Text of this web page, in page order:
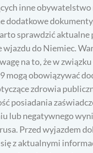
inne obywatelstwo
dodatkowe
sprawdzić aktualne
wjazdu do Niemiec.
na to, że w
mogą obowiązywać
zdrowia
posiadania
lub negatywnego
Przed wyjazdem
z aktualnymi